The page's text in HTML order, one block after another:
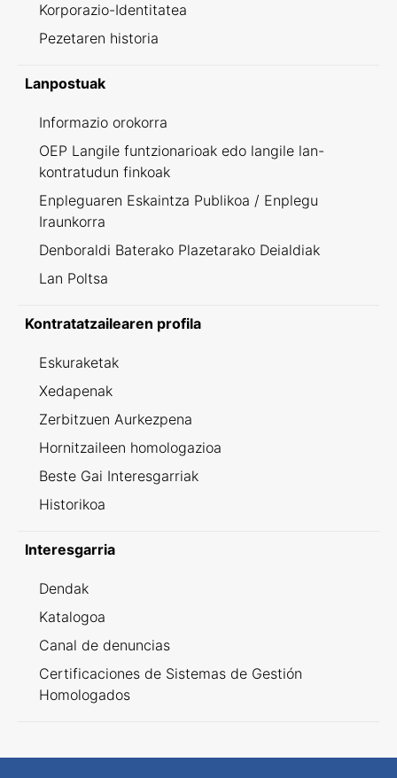
Korporazio-Identitatea
Pezetaren historia
Lanpostuak
Informazio orokorra
OEP Langile funtzionarioak edo langile lan-
kontratudun finkoak
Enpleguaren Eskaintza Publikoa / Enplegu
Iraunkorra
Denboraldi Baterako Plazetarako Deialdiak
Lan Poltsa
Kontratatzailearen profila
Eskuraketak
Xedapenak
Zerbitzuen Aurkezpena
Hornitzaileen homologazioa
Beste Gai Interesgarriak
Historikoa
Interesgarria
Dendak
Katalogoa
Canal de denuncias
Certificaciones de Sistemas de Gestión
Homologados